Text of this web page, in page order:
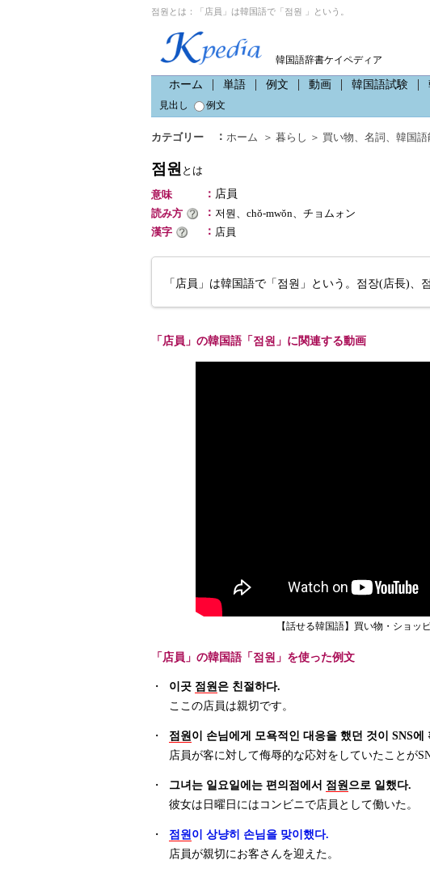
점원とは：「店員」は韓国語で「점원 」という。
韓国語辞書ケイペディア
ホーム 単語 例文 動画 韓国語試験
見出し
例文
カテゴリー ： ホーム ＞ 暮らし ＞ 買い物、 名詞 、 韓国語
점원 とは
意味
： 店員
読み方
： 저뭔、chŏ-mwŏn、チョムォン
漢字
： 店員
「店員」は韓国語で「점원」という。점장(店長)
「店員」の韓国語「점원」に関連する動画
【話せる韓国語】買い物・ショッ
「店員」の韓国語「점원」を使った例文
・ 이곳 점원은 친절하다.
ここの店員は親切です。
・ 점원이 손님에게 모욕적인 대응을 했던 것이 SNS에
店員が客に対して侮辱的な応対をしていたことが
・ 그녀는 일요일에는 편의점에서 점원으로 일했다.
彼女は日曜日にはコンビニで店員として働いた。
・ 점원이 상냥히 손님을 맞이했다.
店員が親切にお客さんを迎えた。